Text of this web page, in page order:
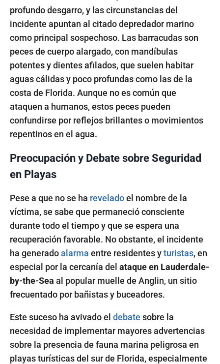
profundo desgarro, y las circunstancias del
incidente apuntan al citado depredador marino
como principal sospechoso. Las barracudas son
peces de cuerpo alargado, con mandíbulas
potentes y dientes afilados, que suelen habitar
aguas cálidas y poco profundas como las de la
costa de Florida. Aunque no es común que
ataquen a humanos, estos peces pueden
confundirse por reflejos brillantes o movimientos
repentinos en el agua.
Preocupación y Debate sobre Seguridad
en Playas
Pese a que no se ha reveladoel nombre de la
víctima, se sabe que permaneció consciente
durante todo el tiempo y que se espera una
recuperación favorable. No obstante, el incidente
ha generadoalarma entre residentes yturistas, en
especial por la cercanía del ataque en Lauderdale-
by-the-Sea al popular muelle de Anglin, un sitio
frecuentado por bañistas y buceadores.
Este suceso ha avivado el debate sobre la
necesidad de implementar mayores advertencias
sobre la presencia de fauna marina peligrosa en
playas turísticas del sur de Florida, especialmente